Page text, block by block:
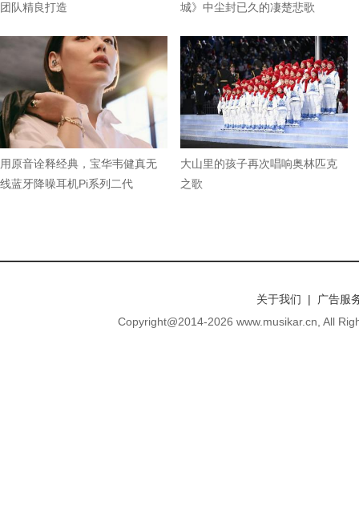
团队精良打造
城》中尘封已久的凄楚悲歌
用原音诠释经典，宝华韦健真无
线蓝牙降噪耳机Pi系列二代
大山里的孩子再次唱响奥林匹克
之歌
关于我们 | 广告
Copyright@2014-2026 www.musikar.cn, All